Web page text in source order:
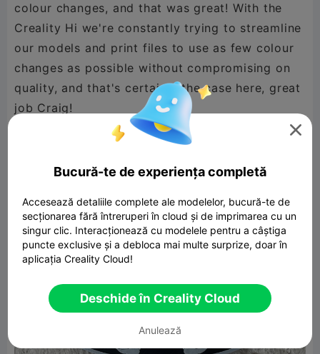
colour changes, and that was great! With the
Creality Hi we're constantly trying to streamline
our models and print files to use as few colour
changes as possible without compromising on
quality, and that's certainly the case here, great
@CCS Interpretations

Bucură-te de experiența completă
Accesează detaliile complete ale modelelor, bucură-te de
secționarea fără întreruperi în cloud și de imprimarea cu un
singur clic. Interacționează cu modelele pentru a câștiga
puncte exclusive și a debloca mai multe surprize, doar în
aplicația Creality Cloud!
Deschide în Creality Cloud
Anulează